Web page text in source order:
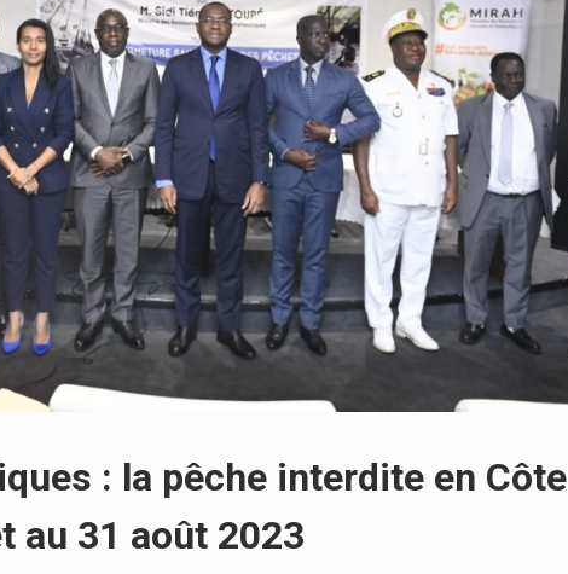
: la pêche interdite en Côte
au 31 août 2023